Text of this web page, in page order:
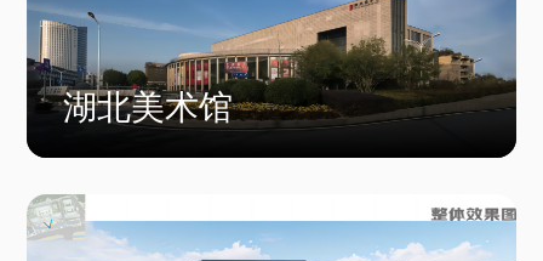
湖北美术馆